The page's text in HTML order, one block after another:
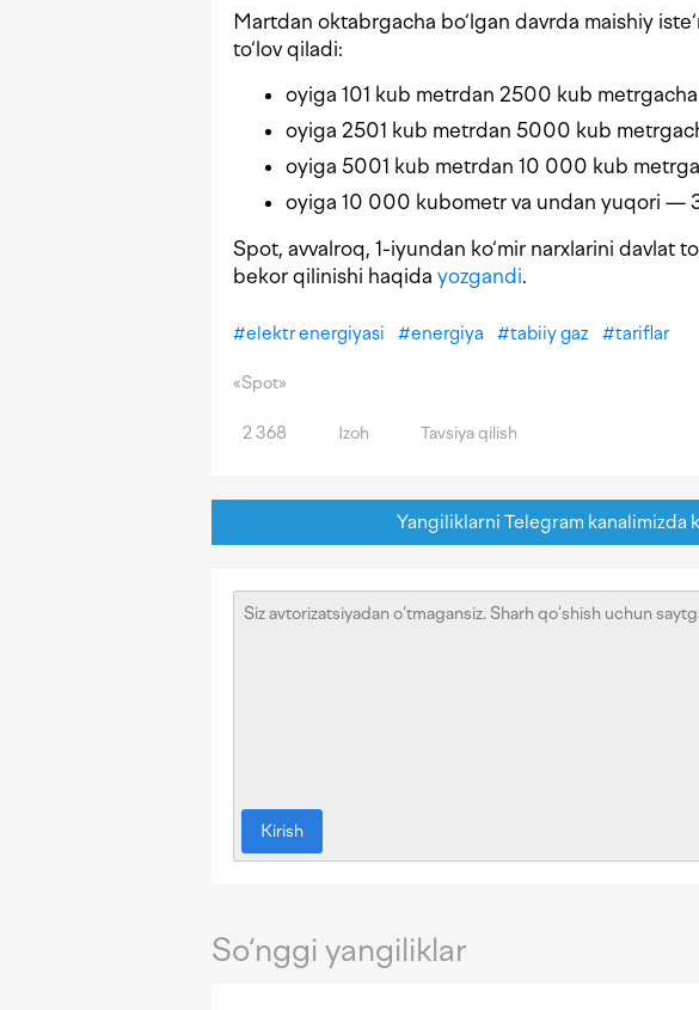
Martdan oktabrgacha bo‘lgan davrda maishiy
to‘lov qiladi:
oyiga 101 kub metrdan 2500 kub
oyiga 2501 kub metrdan 5000 kub
oyiga 5001 kub metrdan 10 000 kub
oyiga 10 000 kubometr va undan yuqori —
Spot, avvalroq, 1-iyundan ko‘mir narxlarini davlat
bekor qilinishi haqida yozgandi.
#elektr energiyasi #energiya #tabiiy gaz #tariflar
«Spot»
2 368 Izoh Tavsiya qilish
Yangiliklarni Telegram kanalimizda
Kirish
So‘nggi yangiliklar